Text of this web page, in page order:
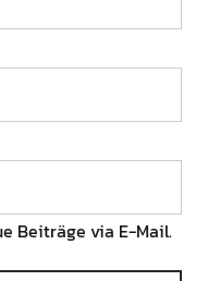
Beiträge via E-Mail.